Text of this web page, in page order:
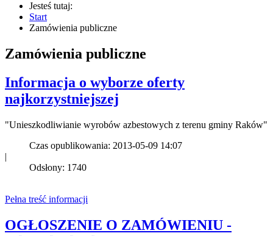
Jesteś tutaj:
Start
Zamówienia publiczne
Zamówienia publiczne
Informacja o wyborze oferty
najkorzystniejszej
"Unieszkodliwianie wyrobów azbestowych z terenu gminy Raków"
Czas opublikowania: 2013-05-09 14:07
|
Odsłony: 1740
Pełna treść informacji
OGŁOSZENIE O ZAMÓWIENIU -